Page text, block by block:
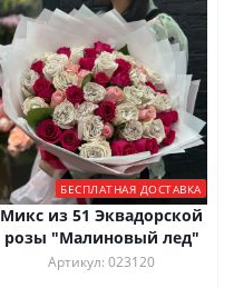
БЕСПЛАТНАЯ ДОСТАВКА
Микс из 51 Эквадорской
розы "Малиновый лед"
Артикул: 023120